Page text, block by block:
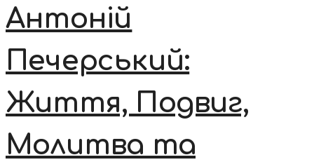
Антоній
Печерський:
Життя, Подвиг,
Молитва та